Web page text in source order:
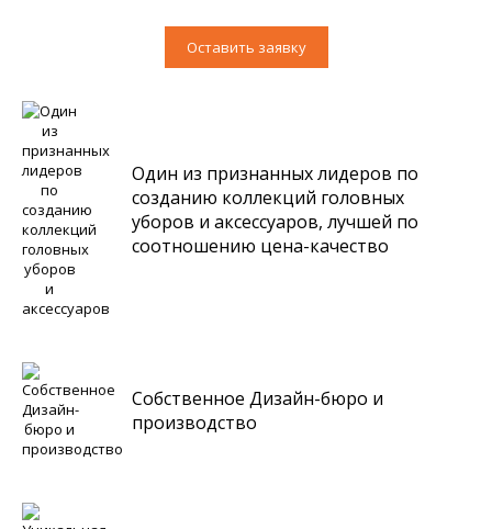
Оставить заявку
Один из признанных лидеров по
созданию коллекций головных
уборов и аксессуаров, лучшей по
соотношению цена-качество
Собственное Дизайн-бюро и
производство